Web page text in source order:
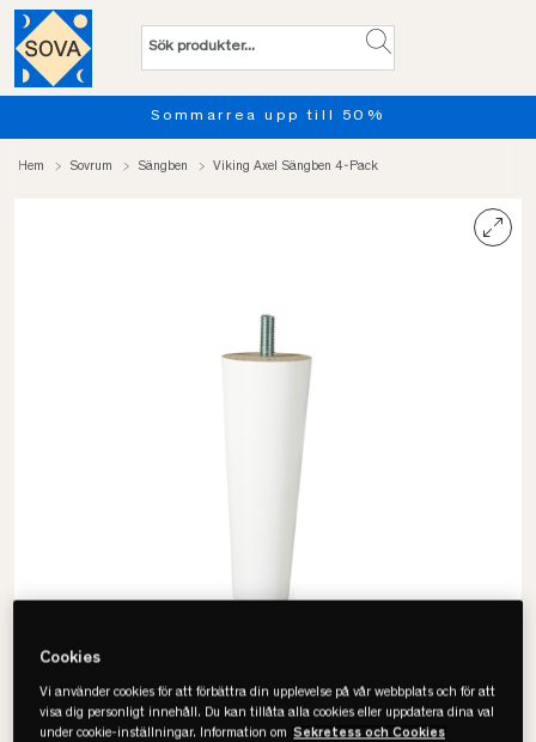
Sommarrea upp till 50%
Hem Sovrum Sängben Viking Axel Sängben 4-Pack
Cookies
Vi använder cookies för att förbättra din upplevelse på vår webbplats och för att
visa dig personligt innehåll. Du kan tillåta alla cookies eller uppdatera dina val
under cookie-inställningar. Information om Sekretess och Cookies